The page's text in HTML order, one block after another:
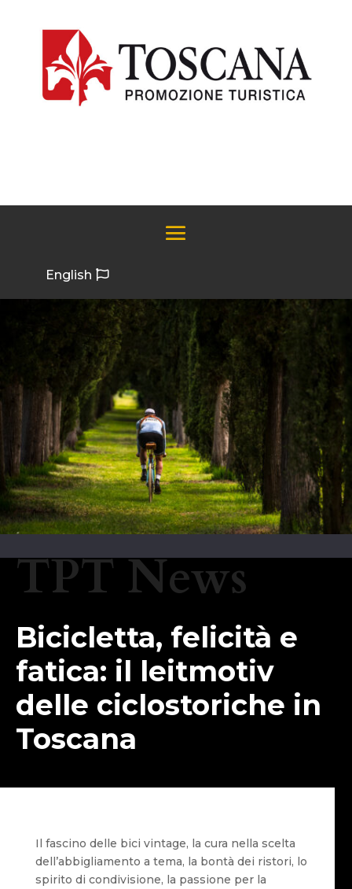
English
TPT News
Bicicletta, felicità e
fatica: il leitmotiv
delle ciclostoriche in
Toscana
Il fascino delle bici vintage, la cura nella scelta
dell’abbigliamento a tema, la bontà dei ristori, lo
spirito di condivisione, la passione per la